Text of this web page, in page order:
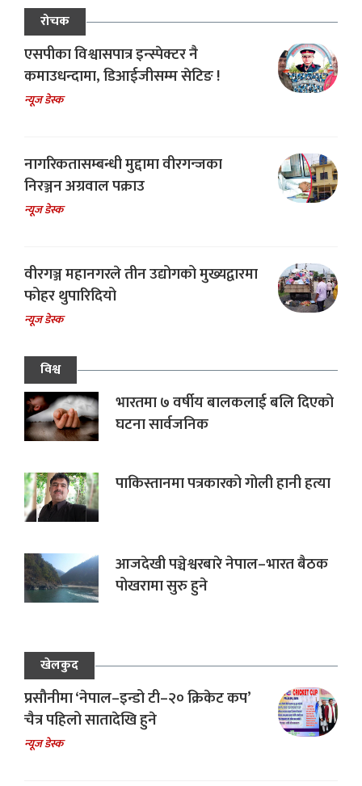
रोचक
एसपीका विश्वासपात्र इन्स्पेक्टर नै
कमाउधन्दामा, डिआईजीसम्म सेटिङ !
न्यूज डेस्क
नागरिकतासम्बन्धी मुद्दामा वीरगन्जका
निरञ्जन अग्रवाल पक्राउ
न्यूज डेस्क
वीरगञ्ज महानगरले तीन उद्योगको मुख्यद्वारमा
फोहर थुपारिदियो
न्यूज डेस्क
विश्व
भारतमा ७ वर्षीय बालकलाई बलि दिएको
घटना सार्वजनिक
पाकिस्तानमा पत्रकारको गोली हानी हत्या
आजदेखी पञ्चेश्वरबारे नेपाल–भारत बैठक
पोखरामा सुरु हुने
खेलकुद
प्रसौनीमा ‘नेपाल–इन्डो टी–२० क्रिकेट कप’
चैत्र पहिलो सातादेखि हुने
न्यूज डेस्क